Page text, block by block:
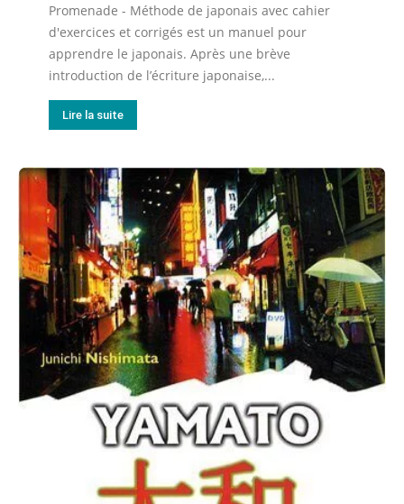
Promenade - Méthode de japonais avec cahier
d'exercices et corrigés est un manuel pour
apprendre le japonais. Après une brève
introduction de l’écriture japonaise,...
Lire la suite